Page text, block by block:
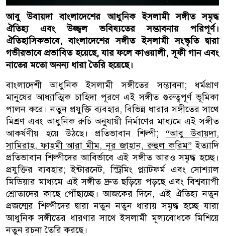
আবু উবায়দা বাংলাদেশের আধুনিক ইসলামী সঙ্গীত সমৃদ্ধ
ঐতিহ্য এবং উজ্জ্বল ভবিষ্যতের সম্ভাবনায় পরিপূর্ণ।
ঐতিহাসিকভাবে, বাংলাদেশের সঙ্গীত ইসলামী সংস্কৃতি দ্বারা
গভীরভাবে প্রভাবিত হয়েছে, যার ফলে কাওয়ালী, সূফী গান এবং
নাতের মতো অনন্য ধারা তৈরি হয়েছে।
বাংলাদেশী আধুনিক ইসলামী সঙ্গীতের সম্ভাবনা; ধর্মপ্রাণ
মানুষের আধ্যাত্মিক চাহিদা পূরণে এই সঙ্গীত গুরুত্বপূর্ণ ভূমিকা
পালন করে। নতুন প্রযুক্তি ব্যবহার, বিভিন্ন ধারার সঙ্গীতের সাথে
মিশ্রণ এবং আধুনিক রুচি অনুযায়ী নির্মাণের মাধ্যমে এই সঙ্গীত
আকর্ষণীয় হয়ে উঠছে। প্রতিভাবান শিল্পী; “আবু উবায়দা,
সামিরাহ, ফাহমী আরা মীম, নূর জাহান, রুহুল করিম” ইত্যাদি
প্রতিভাবান শিল্পীদের আবির্ভাবে এই সঙ্গীত আরও সমৃদ্ধ হচ্ছে।
প্রযুক্তির ব্যবহার; ইন্টারনেট, স্ট্রিমিং প্ল্যাটফর্ম এবং সোশ্যাল
মিডিয়ার মাধ্যমে এই সঙ্গীত দ্রুত ছড়িয়ে পড়ছে এবং বিশ্বব্যাপী
শ্রোতাদের কাছে পৌঁছাচ্ছে। আজকের দিনে, এই ঐতিহ্য নতুন
প্রজন্মের শিল্পীদের দ্বারা নতুন নতুন ধারায় সমৃদ্ধ হচ্ছে যারা
আধুনিক সঙ্গীতের ধারণার সাথে ইসলামী মূল্যবোধকে মিশিয়ে
নতুন রচনা তৈরি করছে।